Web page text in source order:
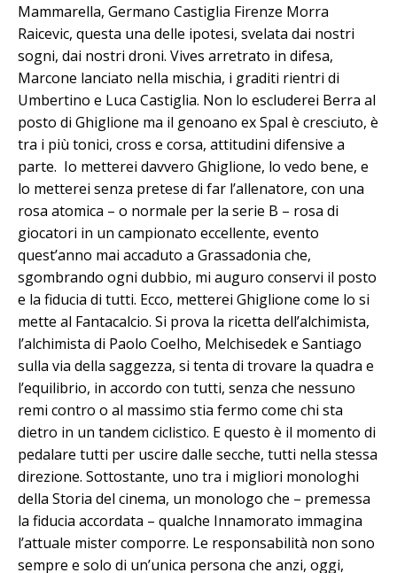
Mammarella, Germano Castiglia Firenze Morra
Raicevic, questa una delle ipotesi, svelata dai nostri
sogni, dai nostri droni. Vives arretrato in difesa,
Marcone lanciato nella mischia, i graditi rientri di
Umbertino e Luca Castiglia. Non lo escluderei Berra al
posto di Ghiglione ma il genoano ex Spal è cresciuto, è
tra i più tonici, cross e corsa, attitudini difensive a
parte. Io metterei davvero Ghiglione, lo vedo bene, e
lo metterei senza pretese di far l’allenatore, con una
rosa atomica – o normale per la serie B – rosa di
giocatori in un campionato eccellente, evento
quest’anno mai accaduto a Grassadonia che,
sgombrando ogni dubbio, mi auguro conservi il posto
e la fiducia di tutti. Ecco, metterei Ghiglione come lo si
mette al Fantacalcio. Si prova la ricetta dell’alchimista,
l’alchimista di Paolo Coelho, Melchisedek e Santiago
sulla via della saggezza, si tenta di trovare la quadra e
l’equilibrio, in accordo con tutti, senza che nessuno
remi contro o al massimo stia fermo come chi sta
dietro in un tandem ciclistico. E questo è il momento di
pedalare tutti per uscire dalle secche, tutti nella stessa
direzione. Sottostante, uno tra i migliori monologhi
della Storia del cinema, un monologo che – premessa
la fiducia accordata – qualche Innamorato immagina
l’attuale mister comporre. Le responsabilità non sono
sempre e solo di un’unica persona che anzi, oggi,